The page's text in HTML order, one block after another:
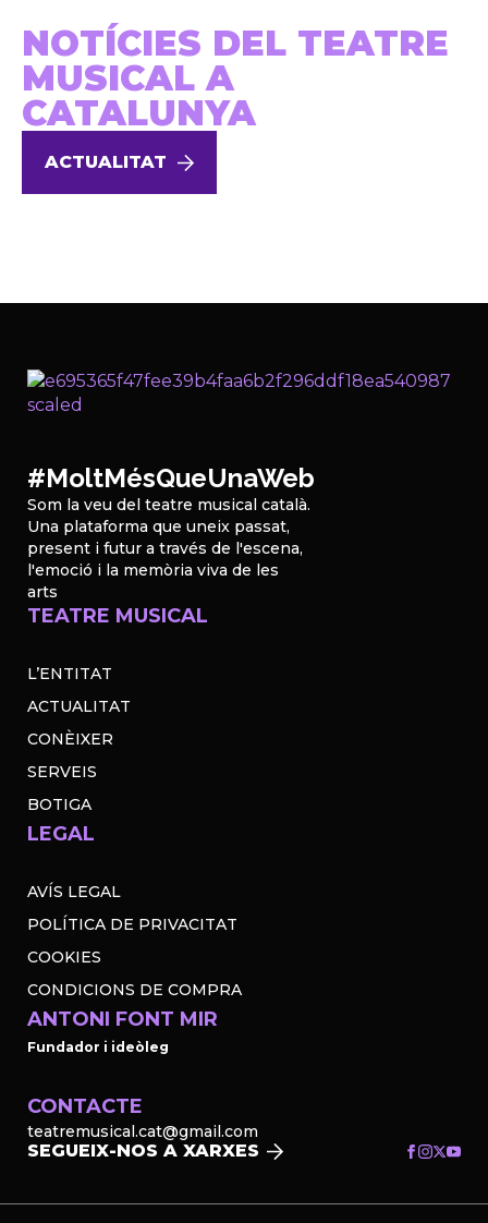
NOTÍCIES DEL TEATRE
MUSICAL A
CATALUNYA
ACTUALITAT
#MoltMésQueUnaWeb
Som la veu del teatre musical català.
Una plataforma que uneix passat,
present i futur a través de l'escena,
l'emoció i la memòria viva de les
arts
TEATRE MUSICAL
L’ENTITAT
ACTUALITAT
CONÈIXER
SERVEIS
BOTIGA
LEGAL
AVÍS LEGAL
POLÍTICA DE PRIVACITAT
COOKIES
CONDICIONS DE COMPRA
ANTONI FONT MIR
Fundador i ideòleg
CONTACTE
teatremusical.cat@gmail.com
SEGUEIX-NOS A XARXES